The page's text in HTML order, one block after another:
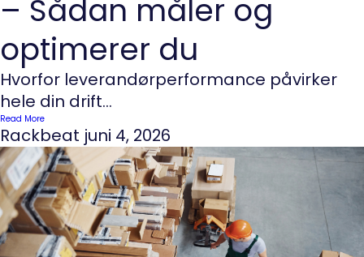
– Sådan måler og
optimerer du
Hvorfor leverandørperformance påvirker
hele din drift...
Read More
Rackbeat juni 4, 2026